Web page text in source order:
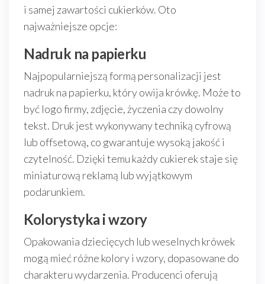
i samej zawartości cukierków. Oto
najważniejsze opcje:
Nadruk na papierku
Najpopularniejszą formą personalizacji jest
nadruk na papierku, który owija krówkę. Może to
być logo firmy, zdjęcie, życzenia czy dowolny
tekst. Druk jest wykonywany techniką cyfrową
lub offsetową, co gwarantuje wysoką jakość i
czytelność. Dzięki temu każdy cukierek staje się
miniaturową reklamą lub wyjątkowym
podarunkiem.
Kolorystyka i wzory
Opakowania dziecięcych lub weselnych krówek
mogą mieć różne kolory i wzory, dopasowane do
charakteru wydarzenia. Producenci oferują